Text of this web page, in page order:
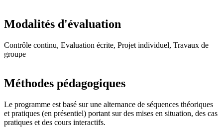
Modalités d'évaluation
Contrôle continu, Evaluation écrite, Projet individuel, Travaux de
groupe
Méthodes pédagogiques
Le programme est basé sur une alternance de séquences théoriques
et pratiques (en présentiel) portant sur des mises en situation, des cas
pratiques et des cours interactifs.